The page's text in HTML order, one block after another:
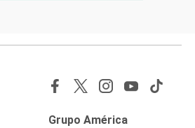
Grupo América